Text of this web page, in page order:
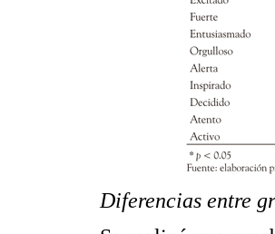
Diferencias entre